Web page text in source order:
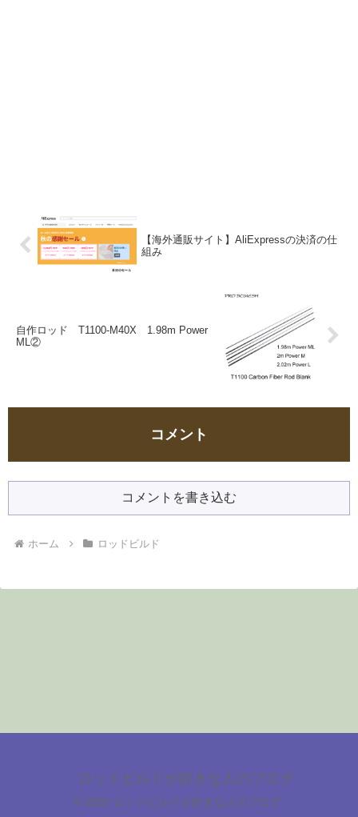
【海外通販サイト】AliExpressの決済の仕
組み
自作ロッド T1100-M40X 1.98m Power
ML②
コメント
コメントを書き込む
ホーム ロッドビルド
ロッドビルドが好きな人のブログ
© 2020 ロッドビルドが好きな人のブログ.